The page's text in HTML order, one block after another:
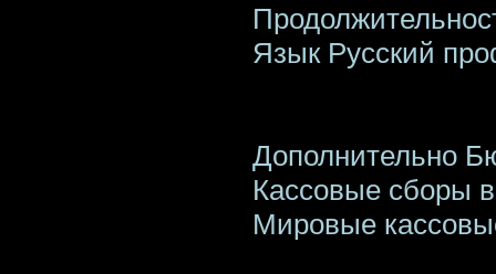
Язык Русский
Дополнительно
Кассовые сборы
Мировые